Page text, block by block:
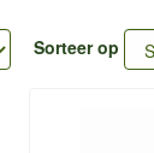
Sorteer op